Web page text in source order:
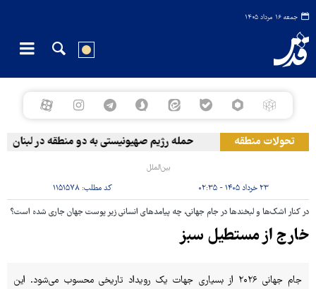
جمعه ۱۶ مرداد ۱۴۰۵
تحولات منطقه حمله رژیم صهیونیستی به دو منطقه در لبنان
بین‌الملل
۲۳ خرداد ۱۴۰۵ - ۰۲:۳۵ کد مطلب: ۱۱۵۱۵۷۸
در کنار اشک‌ها و لبخندها در جام جهانی، چه پیامدهای انسانی زیر پوست جهان جاری شده است؟
خارج از مستطیل سبز
جام جهانی ۲۰۲۶ از بسیاری جهات یک رویداد تاریخی محسوب می‌شود. این